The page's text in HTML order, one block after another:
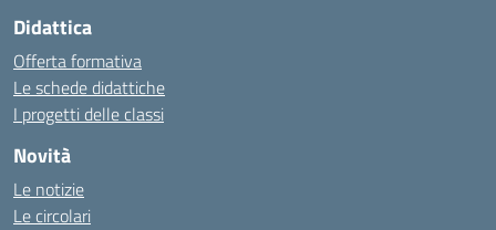
Didattica
Offerta formativa
Le schede didattiche
I progetti delle classi
Novità
Le notizie
Le circolari